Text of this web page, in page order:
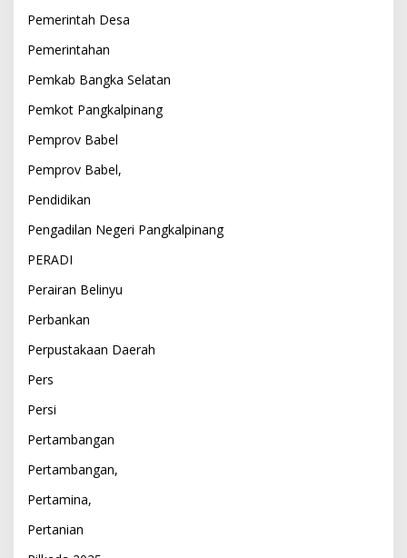
Pemerintah Desa
Pemerintahan
Pemkab Bangka Selatan
Pemkot Pangkalpinang
Pemprov Babel
Pemprov Babel,
Pendidikan
Pengadilan Negeri Pangkalpinang
PERADI
Perairan Belinyu
Perbankan
Perpustakaan Daerah
Pers
Persi
Pertambangan
Pertambangan,
Pertamina,
Pertanian